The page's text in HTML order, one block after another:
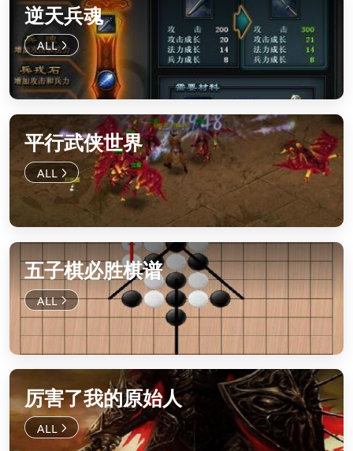
逆天兵魂
平行武侠世界
五子棋必胜棋谱
厉害了我的原始人